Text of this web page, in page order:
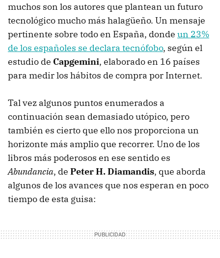
muchos son los autores que plantean un futuro
tecnológico mucho más halagüeño. Un mensaje
pertinente sobre todo en España, donde un 23%
de los españoles se declara tecnófobo, según el
estudio de Capgemini, elaborado en 16 países
para medir los hábitos de compra por Internet.
Tal vez algunos puntos enumerados a
continuación sean demasiado utópico, pero
también es cierto que ello nos proporciona un
horizonte más amplio que recorrer. Uno de los
libros más poderosos en ese sentido es
Abundancia, de Peter H. Diamandis, que aborda
algunos de los avances que nos esperan en poco
tiempo de esta guisa: